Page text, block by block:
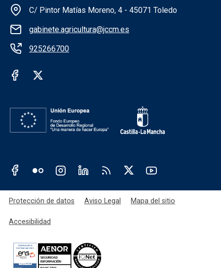
Información de la institución
C/ Pintor Matías Moreno, 4 - 45071 Toledo
gabinete.agricultura@jccm.es
925266700
Redes sociales institución
Redes sociales JCCM
Menú legal
Protección de datos Aviso Legal Mapa del sitio
Accesibilidad